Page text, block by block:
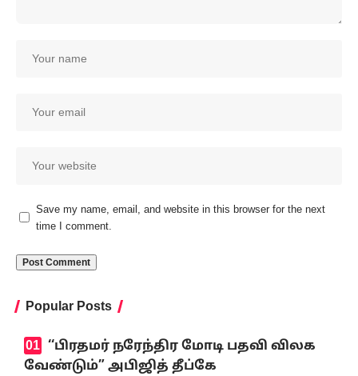
Save my name, email, and website in this browser for the next
time I comment.
Popular Posts
‘‘பிரதமர் நரேந்திர மோடி பதவி விலக
வேண்டும்” அபிஜித் தீப்கே